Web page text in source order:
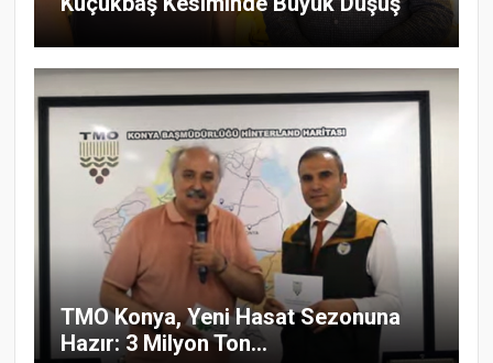
TMO Konya, Yeni Hasat Sezonuna
Hazır: 3 Milyon Ton...